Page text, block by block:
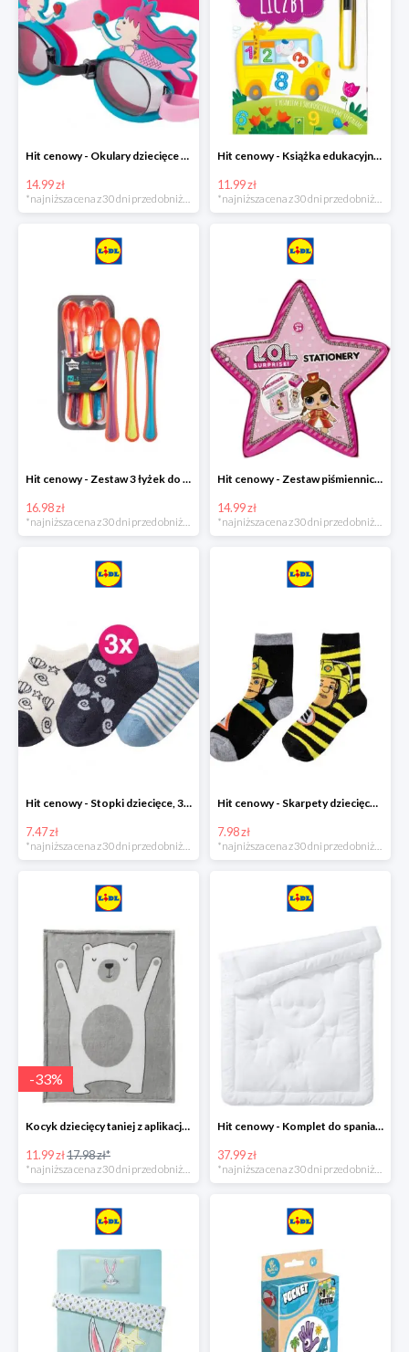
Hit cenowy - Okulary dziecięce do pływania
14.99 zł
Hit cenowy - Książka edukacyjna z pisakiem
11.99 zł
Hit cenowy - Zestaw 3 łyżek do karmienia wskazujących stopień ciepła
16.98 zł
*najniższa cena z 30 dni przed obniżką
Hit cenowy - Zestaw piśmienniczy dla dzieci
14.99 zł
*najniższa cena z 30 dni przed obniżką
Hit cenowy - Stopki dziecięce, 3 pary
7.47 zł
Hit cenowy - Skarpety dziecięce, 2 pary
7.98 zł
-33%
Kocyk dziecięcy taniej z aplikacją Lidl
11.99 zł17.98 zł*
Hit cenowy - Komplet do spania: kołdra i poduszka
37.99 zł